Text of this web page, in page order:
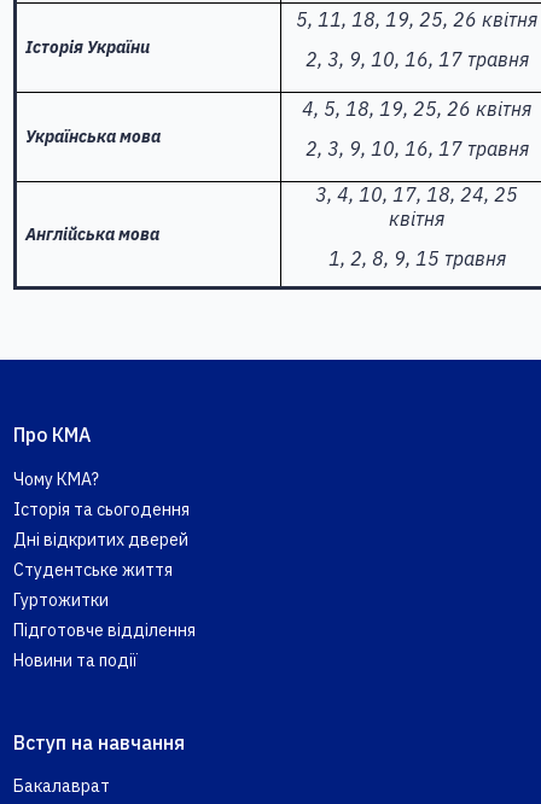
Історія України
5, 11, 18, 19, 25, 26 квітня
2, 3, 9, 10, 16, 17 травня
Українська мова
4, 5, 18, 19, 25, 26 квітня
2, 3, 9, 10, 16, 17травня
Англійська мова
3, 4, 10, 17, 18, 24, 25
квітня
1, 2, 8, 9, 15 травня
Про КМА
Чому КМА?
Історія та сьогодення
Дні відкритих дверей
Студентське життя
Гуртожитки
Підготовче відділення
Новини та події
Вступ на навчання
Бакалаврат